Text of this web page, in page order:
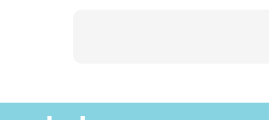
2 sudu cuka